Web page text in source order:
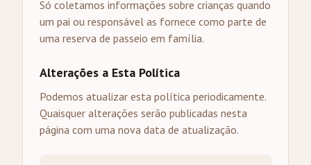
Só coletamos informações sobre crianças quando
um pai ou responsável as fornece como parte de
uma reserva de passeio em família.
Alterações a Esta Política
Podemos atualizar esta política periodicamente.
Quaisquer alterações serão publicadas nesta
página com uma nova data de atualização.